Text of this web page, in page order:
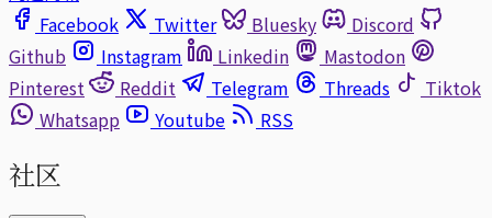
Facebook
Twitter Bluesky
Discord
Github
Instagram Linkedin
Mastodon
Pinterest
Reddit Telegram Threads
Tiktok
Whatsapp
Youtube RSS
社区